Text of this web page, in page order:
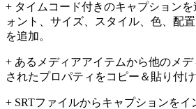
+ タイムコード付きのキャプション
ォント、サイズ、スタイル、色、配
を追加。
+ あるメディアアイテムから他のメ
されたプロパティをコピー＆貼り付け
+ SRTファイルからキャプションをイ